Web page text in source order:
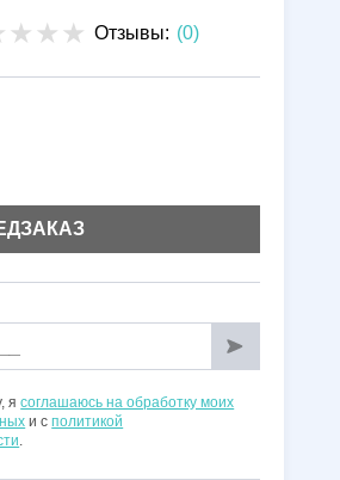
Отзывы: (0)
ясоглашаюсь на обработку моих
и сполитикой
.